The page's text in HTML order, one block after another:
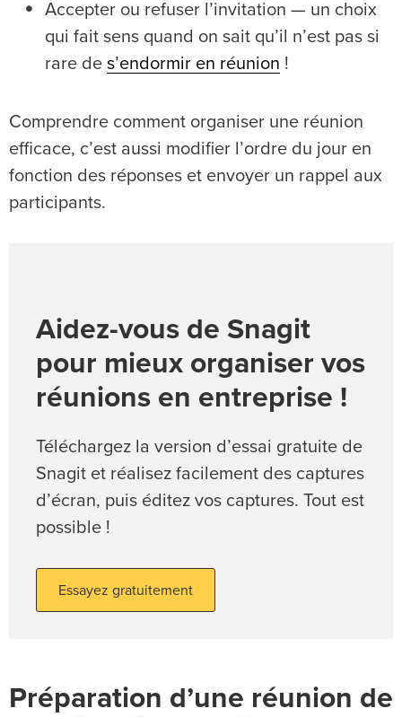
Accepter ou refuser l’invitation — un choix
qui fait sens quand on sait qu’il n’est pas si
rare de s’endormir en réunion !
Comprendre comment organiser une réunion
efficace, c’est aussi modifier l’ordre du jour en
fonction des réponses et envoyer un rappel aux
participants.
Aidez-vous de Snagit
pour mieux organiser vos
réunions en entreprise !
Téléchargez la version d’essai gratuite de
Snagit et réalisez facilement des captures
d’écran, puis éditez vos captures. Tout est
possible !
Essayez gratuitement
Préparation d’une réunion de